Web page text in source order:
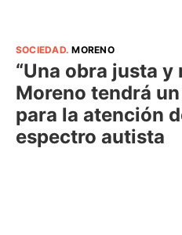
SOCIEDAD.MORENO
“Una obra justa y
Moreno tendrá
para la atención
espectro autista